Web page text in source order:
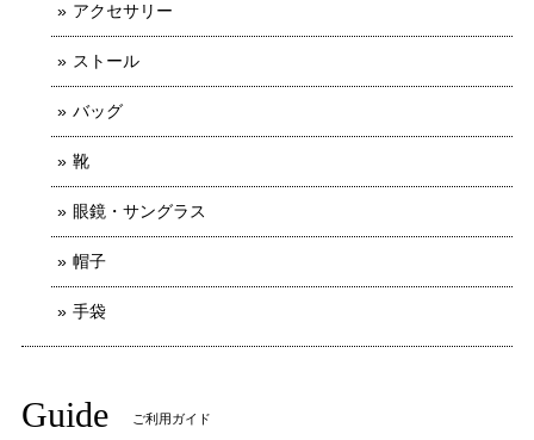
アクセサリー
ストール
バッグ
靴
眼鏡・サングラス
帽子
手袋
Guide ご利用ガイド